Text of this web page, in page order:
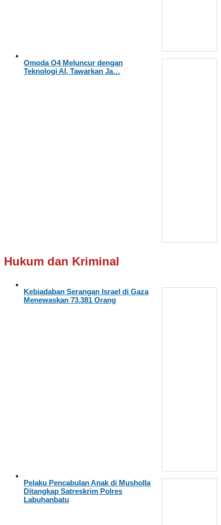
Omoda O4 Meluncur dengan
Teknologi AI, Tawarkan Ja…
Hukum dan Kriminal
Kebiadaban Serangan Israel di Gaza
Menewaskan 73.381 Orang
Pelaku Pencabulan Anak di Musholla
Ditangkap Satreskrim Polres
Labuhanbatu